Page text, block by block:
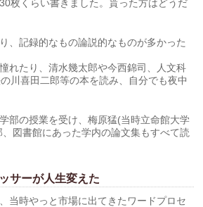
枚くらい書きました。貰った方はどうだ
、記録的なもの論説的なものが多かった
れたり、清水幾太郎や今西錦司、人文科
川喜田二郎等の本を読み、自分でも夜中
部の授業を受け、梅原猛(当時立命館大学
図書館にあった学内の論文集もすべて読
サーが人生変えた
当時やっと市場に出てきたワードプロセ